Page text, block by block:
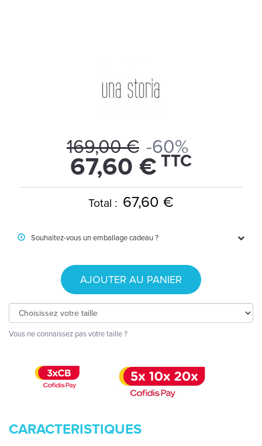
169,00 € -60%
67,60 € TTC
Total : 67,60 €
Souhaitez-vous un emballage cadeau ?
AJOUTER AU PANIER
Vous ne connaissez pas votre taille ?
CARACTERISTIQUES